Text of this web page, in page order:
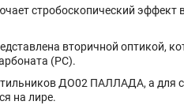
стробоскопический эффект
вторичной оптикой,
(РС).
ДО02 ПАЛЛАДА, а
на лире.